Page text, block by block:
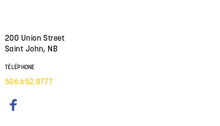
200 Union Street
Saint John, NB
TÉLÉPHONE
506.652.8777